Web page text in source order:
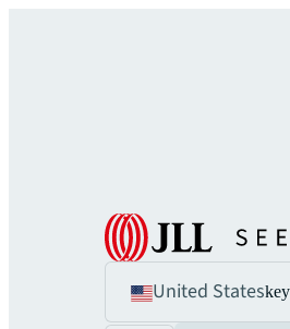
United States